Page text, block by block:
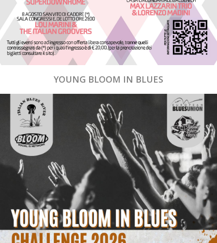
YOUNG BLOOM IN BLUES